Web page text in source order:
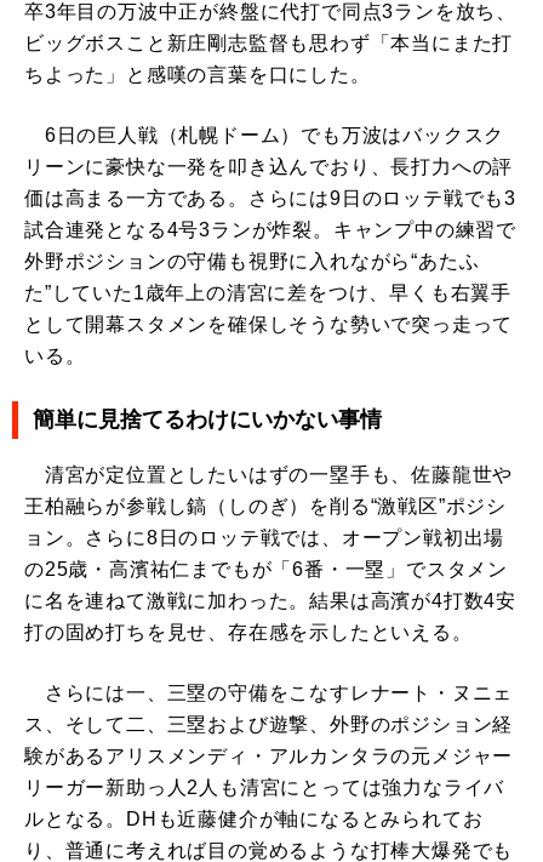
卒3年目の万波中正が終盤に代打で同点3ランを放ち、
ビッグボスこと新庄剛志監督も思わず「本当にまた打
ちよった」と感嘆の言葉を口にした。
6日の巨人戦（札幌ドーム）でも万波はバックスク
リーンに豪快な一発を叩き込んでおり、長打力への評
価は高まる一方である。さらには9日のロッテ戦でも3
試合連発となる4号3ランが炸裂。キャンプ中の練習で
外野ポジションの守備も視野に入れながら“あたふ
た”していた1歳年上の清宮に差をつけ、早くも右翼手
として開幕スタメンを確保しそうな勢いで突っ走って
いる。
簡単に見捨てるわけにいかない事情
清宮が定位置としたいはずの一塁手も、佐藤龍世や
王柏融らが参戦し鎬（しのぎ）を削る“激戦区”ポジシ
ョン。さらに8日のロッテ戦では、オープン戦初出場
の25歳・高濱祐仁までもが「6番・一塁」でスタメン
に名を連ねて激戦に加わった。結果は高濱が4打数4安
打の固め打ちを見せ、存在感を示したといえる。
さらには一、三塁の守備をこなすレナート・ヌニェ
ス、そして二、三塁および遊撃、外野のポジション経
験があるアリスメンディ・アルカンタラの元メジャー
リーガー新助っ人2人も清宮にとっては強力なライバ
ルとなる。DHも近藤健介が軸になるとみられてお
り、普通に考えれば目の覚めるような打棒大爆発でも